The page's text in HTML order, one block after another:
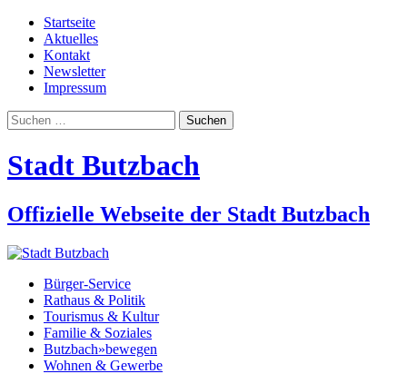
Startseite
Aktuelles
Kontakt
Newsletter
Impressum
Suchen
nach:
Stadt Butzbach
Offizielle Webseite der Stadt Butzbach
Bürger-Service
Rathaus & Politik
Tourismus & Kultur
Familie & Soziales
Butzbach»bewegen
Wohnen & Gewerbe